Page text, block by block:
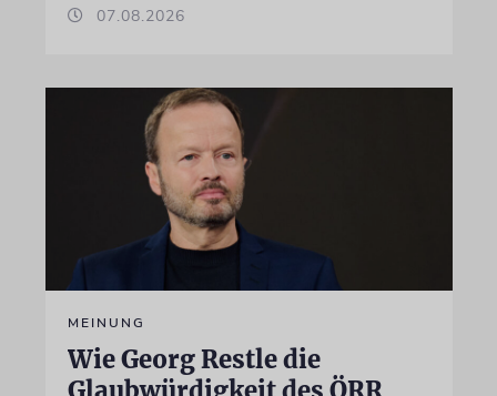
07.08.2026
MEINUNG
Wie Georg Restle die